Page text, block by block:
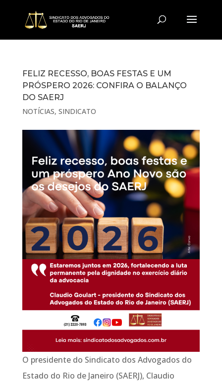
FELIZ RECESSO, BOAS FESTAS E UM
PRÓSPERO 2026: CONFIRA O BALANÇO
DO SAERJ
NOTÍCIAS, SINDICATO
O presidente do Sindicato dos Advogados do
Estado do Rio de Janeiro (SAERJ), Claudio